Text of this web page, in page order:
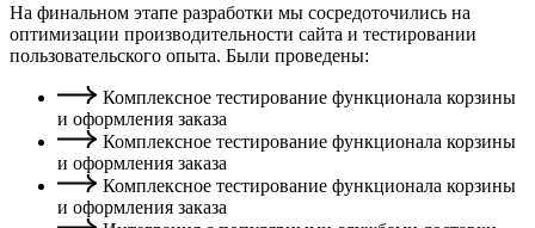
На финальном этапе разработки мы сосредоточились на
оптимизации производительности сайта и тестировании
пользовательского опыта. Были проведены:
Комплексное тестирование функционала корзины
и оформления заказа
Комплексное тестирование функционала корзины
и оформления заказа
Комплексное тестирование функционала корзины
и оформления заказа